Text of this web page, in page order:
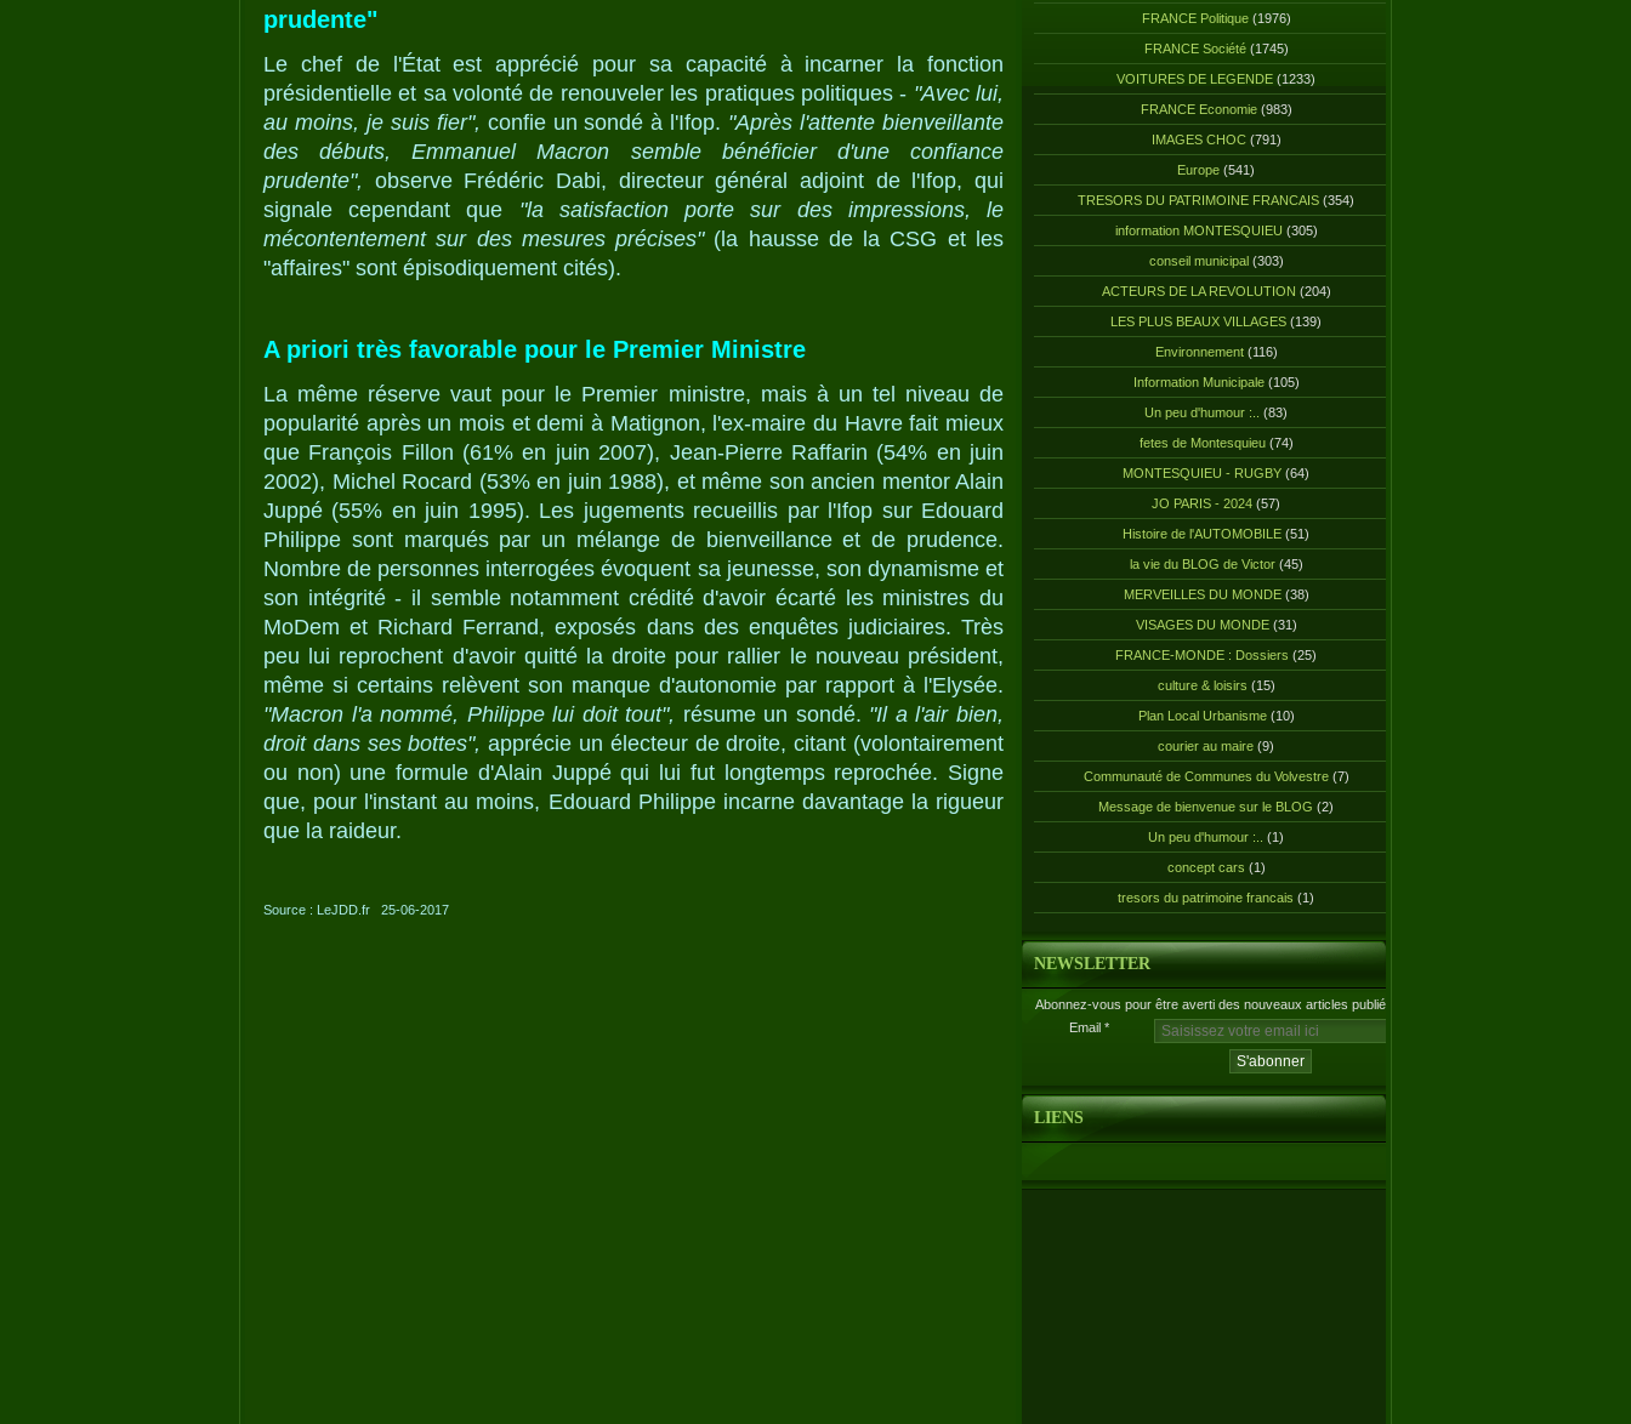
prudente"
Le chef de l'État est apprécié pour sa capacité à incarner la fonction
présidentielle et sa volonté de renouveler les pratiques politiques - "Avec lui,
au moins, je suis fier", confie un sondé à l'Ifop. "Après l'attente bienveillante
des débuts, Emmanuel Macron semble bénéficier d'une confiance
prudente", observe Frédéric Dabi, directeur général adjoint de l'Ifop, qui
signale cependant que "la satisfaction porte sur des impressions, le
mécontentement sur des mesures précises"(la hausse de la CSG et les
"affaires" sont épisodiquement cités).
A priori très favorable pour le Premier Ministre
La même réserve vaut pour le Premier ministre, mais à un tel niveau de
popularité après un mois et demi à Matignon, l'ex-maire du Havre fait mieux
que François Fillon (61% en juin 2007), Jean-Pierre Raffarin (54% en juin
2002), Michel ­Rocard (53% en juin 1988), et même son ancien mentor Alain
Juppé (55% en juin 1995). Les jugements recueillis par l'Ifop sur Edouard
Philippe sont marqués par un mélange de bienveillance et de prudence.
Nombre de personnes interrogées évoquent sa jeunesse, son dynamisme et
son intégrité - il semble notamment crédité d'avoir écarté les ministres du
MoDem et Richard Ferrand, exposés dans des enquêtes judiciaires. Très
peu lui reprochent d'avoir quitté la droite pour rallier le nouveau président,
même si certains relèvent son manque d'autonomie par rapport à l'Elysée.
"Macron l'a nommé, Philippe lui doit tout", résume un sondé. "Il a l'air bien,
droit dans ses bottes",apprécie un électeur de droite, citant (volontairement
ou non) une formule d'Alain Juppé qui lui fut longtemps reprochée. Signe
que, pour l'instant au moins, Edouard Philippe incarne davantage la rigueur
que la raideur.
Source : LeJDD.fr 25-06-2017
FRANCE Politique(1976)
FRANCE Société(1745)
VOITURES DE LEGENDE (1233)
FRANCE Economie(983)
IMAGES CHOC(791)
Europe (541)
TRESORS DU PATRIMOINE FRANCAIS (354)
information MONTESQUIEU (305)
conseil municipal(303)
ACTEURS DE LA REVOLUTION (204)
LES PLUS BEAUX VILLAGES (139)
Environnement(116)
Information Municipale(105)
Un peu d'humour :.. (83)
fetes de Montesquieu(74)
MONTESQUIEU - RUGBY (64)
JO PARIS - 2024 (57)
Histoire de l'AUTOMOBILE (51)
la vie du BLOG de Victor(45)
MERVEILLES DU MONDE(38)
VISAGES DU MONDE(31)
FRANCE-MONDE : Dossiers (25)
culture & loisirs (15)
Plan Local Urbanisme(10)
courier au maire (9)
Communauté de Communes du Volvestre(7)
Message de bienvenue sur le BLOG (2)
Un peu d'humour :.. (1)
concept cars (1)
tresors du patrimoine francais (1)
NEWSLETTER
Abonnez-vous pour être averti des nouveaux articles publiés.
Email
LIENS